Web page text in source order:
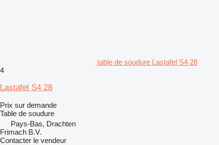
table de soudure Lastafel S4 28
4
Lastafel S4 28
Prix sur demande
Table de soudure
Pays-Bas, Drachten
Frimach B.V.
Contacter le vendeur